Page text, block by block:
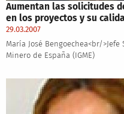
Aumentan las solicitudes
en los proyectos y su
29.03.2007
María José Bengoechea<br/
Minero de España (IGME)